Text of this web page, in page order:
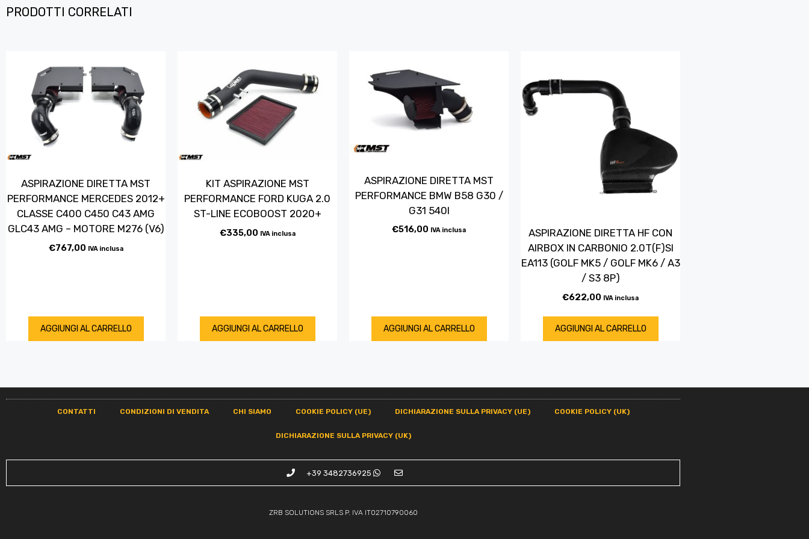
PRODOTTI CORRELATI
ASPIRAZIONE DIRETTA MST
PERFORMANCE MERCEDES 2012+
CLASSE C400 C450 C43 AMG
GLC43 AMG – MOTORE M276 (V6)
€767,00 IVA inclusa
AGGIUNGI AL CARRELLO
KIT ASPIRAZIONE MST
PERFORMANCE FORD KUGA 2.0
ST-LINE ECOBOOST 2020+
€335,00 IVA inclusa
AGGIUNGI AL CARRELLO
ASPIRAZIONE DIRETTA MST
PERFORMANCE BMW B58 G30 /
G31 540I
€516,00 IVA inclusa
AGGIUNGI AL CARRELLO
ASPIRAZIONE DIRETTA HF CON
AIRBOX IN CARBONIO 2.0T(F)SI
EA113 (GOLF MK5 / GOLF MK6 / A3
/ S3 8P)
€622,00 IVA inclusa
AGGIUNGI AL CARRELLO
CONTATTI CONDIZIONI DI VENDITA CHI SIAMO COOKIE POLICY (UE) DICHIARAZIONE SULLA PRIVACY (UE) COOKIE POLICY (UK)
DICHIARAZIONE SULLA PRIVACY (UK)
+39 3482736925
ZRB SOLUTIONS SRLS P. IVA IT02710790060